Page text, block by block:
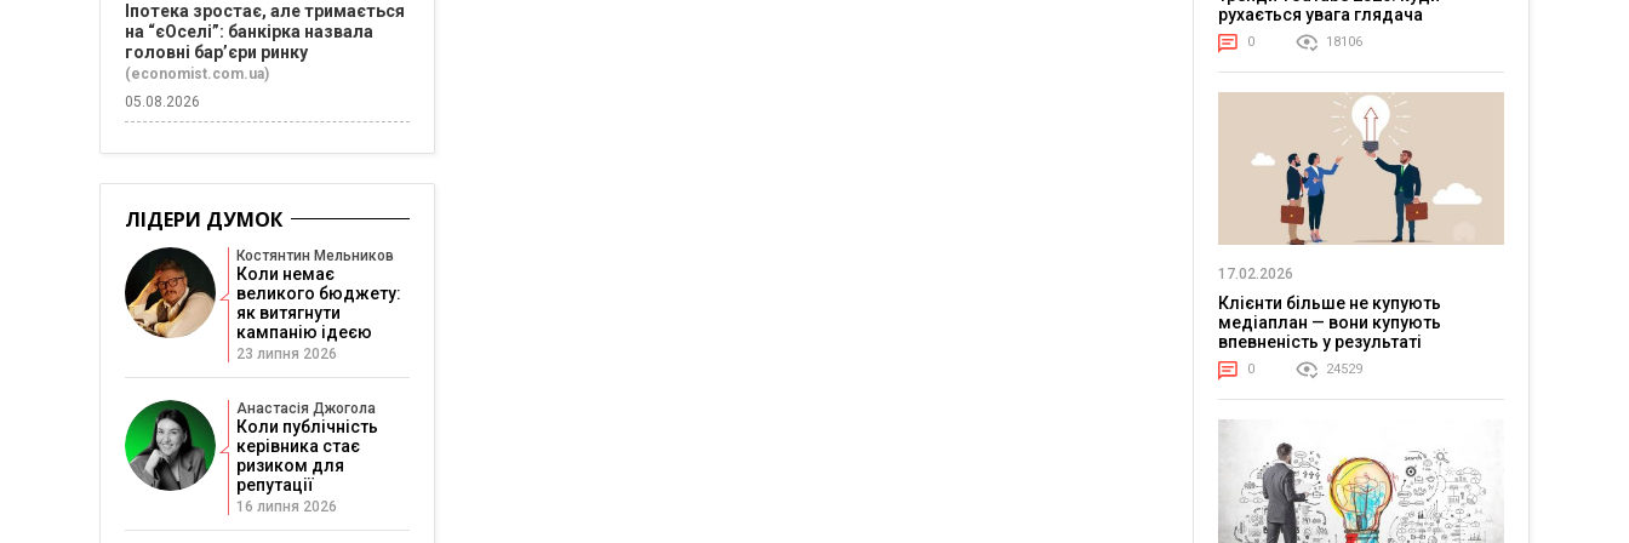
Іпотека зростає, але тримається
на “єОселі”: банкірка назвала
головні бар’єри ринку
(economist.com.ua)
05.08.2026
ЛІДЕРИ ДУМОК
Костянтин Мельников
Коли немає
великого бюджету:
як витягнути
кампанію ідеєю
23 липня 2026
Анастасія Джогола
Коли публічність
керівника стає
ризиком для
репутації
16 липня 2026
рухається увага глядача
0 18106
17.02.2026
Клієнти більше не купують
медіаплан — вони купують
впевненість у результаті
0 24529